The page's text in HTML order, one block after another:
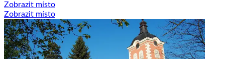
Zobrazit místo
Zobrazit místo